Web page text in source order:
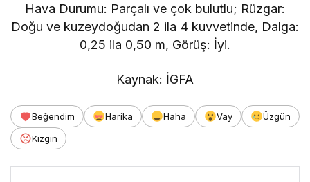
Hava Durumu: Parçalı ve çok bulutlu; Rüzgar:
Doğu ve kuzeydoğudan 2 ila 4 kuvvetinde, Dalga:
0,25 ila 0,50 m, Görüş: İyi.
Kaynak: İGFA
Beğendim Harika Haha Vay
Üzgün
Kızgın